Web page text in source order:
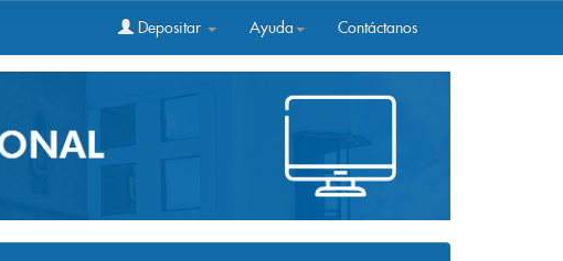
Depositar Ayuda Contáctanos